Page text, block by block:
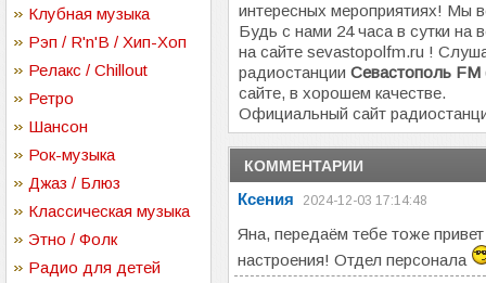
Клубная музыка
Рэп / R'n'B / Хип-Хоп
Релакс / Chillout
Ретро
Шансон
Рок-музыка
Джаз / Блюз
Классическая музыка
Этно / Фолк
Радио для детей
интересных мероприятиях! Мы
Будь с нами 24 часа в сутки на
на сайте sevastopolfm.ru !
радиостанции Севастополь FM
сайте, в хорошем качестве.
Официальный сайт
КОММЕНТАРИИ
Ксения 2024-12-03 17:14:48
Яна, передаём тебе тоже
настроения! Отдел персонала